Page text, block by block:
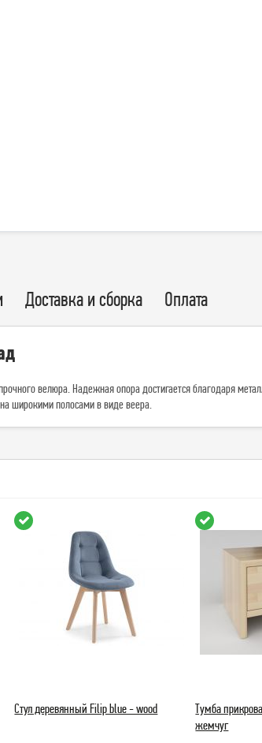
Доставка и сборка Оплата
велюра. Надежная опора достигается благодаря
широкими полосами в виде веера.
Стул деревянный Filip blue - wood
Тумба
жемчуг